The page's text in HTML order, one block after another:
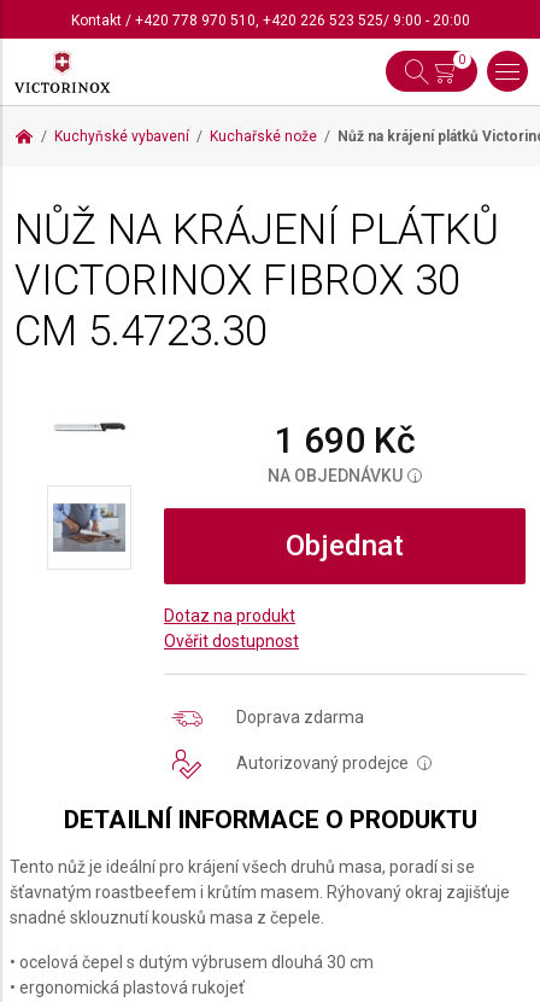
Kontakt/ +420 778 970 510, +420 226 523 525/ 9:00 - 20:00
0
Kuchyňské vybavení Kuchařské nože Nůž na krájení plátků
NŮŽ NA KRÁJENÍ PLÁTKŮ
VICTORINOX FIBROX 30
CM 5.4723.30
1 690 Kč
NA OBJEDNÁVKU i
Objednat
Dotaz na produkt
Ověřit dostupnost
Doprava zdarma
Autorizovaný prodejce i
DETAILNÍ INFORMACE O PRODUKTU
Tento nůž je ideální pro krájení všech druhů masa, poradí si se
šťavnatým roastbeefem i krůtím masem. Rýhovaný okraj zajišťuje
snadné sklouznutí kousků masa z čepele.
• ocelová čepel s dutým výbrusem dlouhá 30 cm
• ergonomická plastová rukojeť